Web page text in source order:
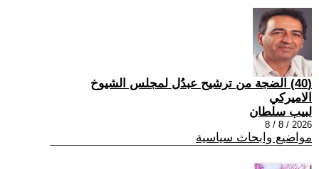
(40) الضجة من ترشيح عبدُل لمجلس الشيوخ
الاميركي
لبيب سلطان
2026 / 8 / 8
مواضيع وابحاث سياسية